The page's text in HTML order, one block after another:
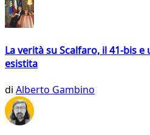
La verità su Scalfaro, il 41-bis
esistita
di Alberto Gambino